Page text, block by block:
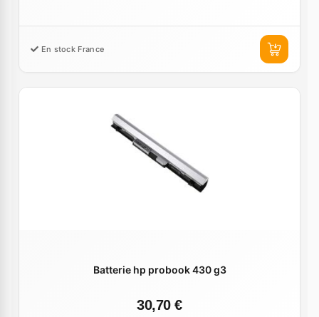
En stock France
Batterie hp probook 430 g3
30,70 €